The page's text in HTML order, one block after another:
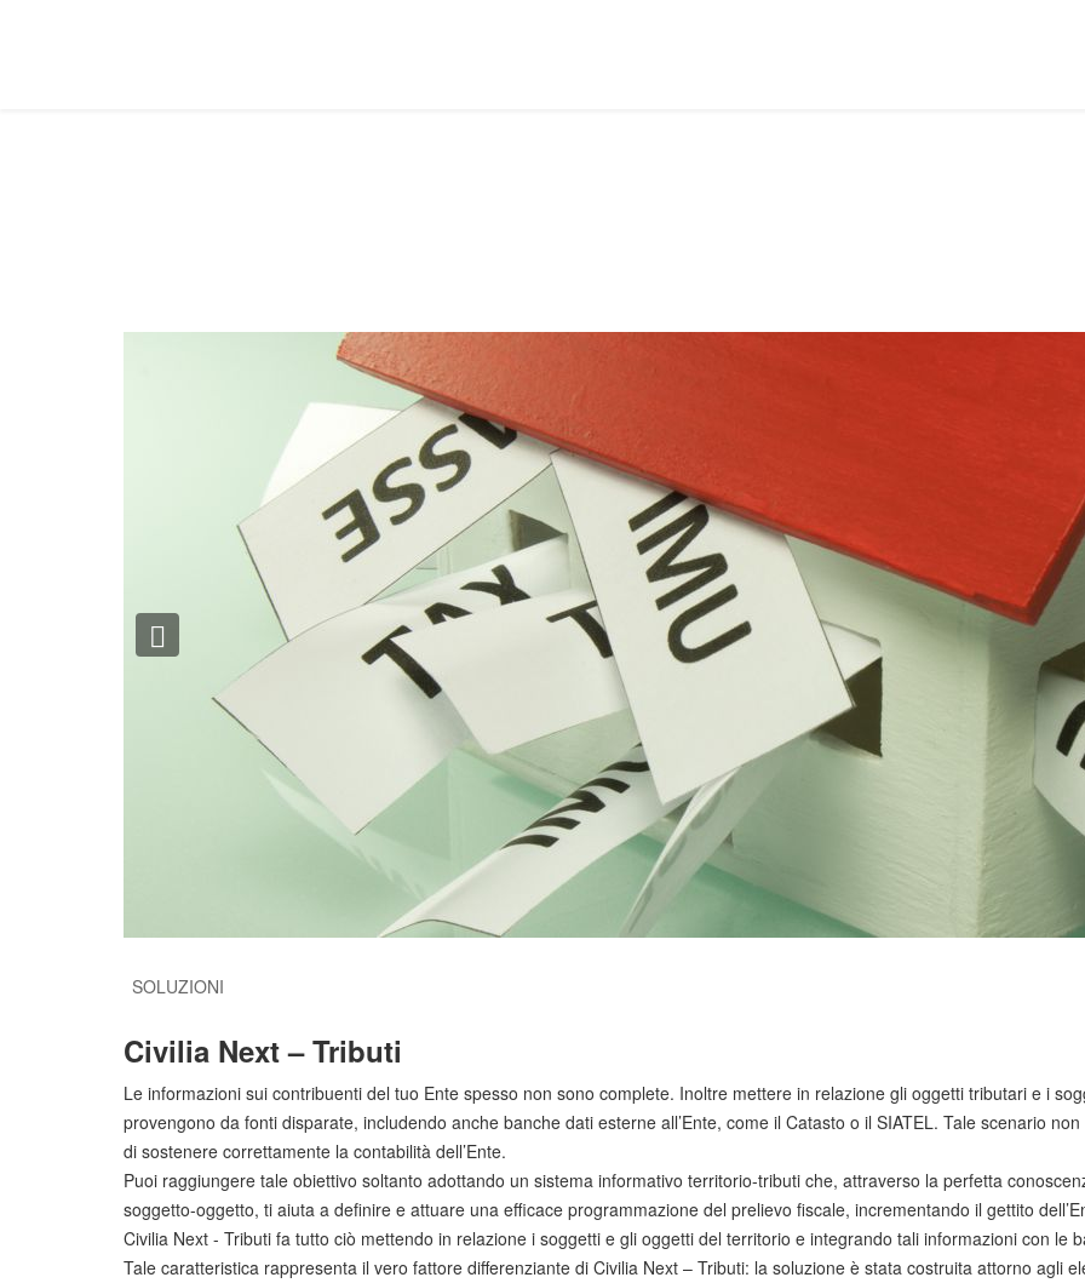
SOLUZIONI
Civilia Next – Tributi
Le informazioni sui contribuenti del tuo Ente spesso non sono complete. Inoltre mettere in relazione gli oggetti tributari e i
provengono da fonti disparate, includendo anche banche dati esterne all’Ente, come il Catasto o il SIATEL. Tale scenario
di sostenere correttamente la contabilità dell’Ente.
Puoi raggiungere tale obiettivo soltanto adottando un sistema informativo territorio-tributi che, attraverso la perfetta
soggetto-oggetto, ti aiuta a definire e attuare una efficace programmazione del prelievo fiscale, incrementando il gettito
Civilia Next - Tributi fa tutto ciò mettendo in relazione i soggetti e gli oggetti del territorio e integrando tali informazioni con le
Tale caratteristica rappresenta il vero fattore differenziante di Civilia Next – Tributi: la soluzione è stata costruita attorno agli